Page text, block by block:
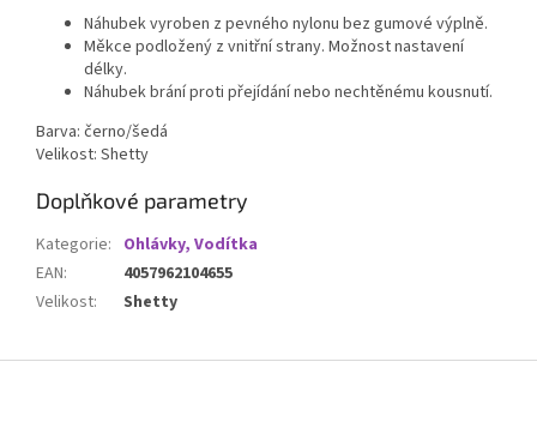
Náhubek vyroben z pevného nylonu bez gumové výplně.
Měkce podložený z vnitřní strany. Možnost nastavení
délky.
Náhubek brání proti přejídání nebo nechtěnému kousnutí.
Barva: černo/šedá
Velikost: Shetty
Doplňkové parametry
Kategorie: Ohlávky, Vodítka
EAN:
4057962104655
Velikost: Shetty